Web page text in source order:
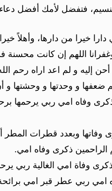
فتفضل لأمك أفضل
دارا خيرا من دارها، وأهلاً
اللهم إن كانت
إليه و لم اعد اراه رحم
ضعفها و وحدتها و وحشتها و
وفاه امي ربي يرحمها
وفاتها وبعدد قطرات
الراحمين ذكرى وفاه امي.
وفاة امي الغالية ربي
ربي عطر قبر امي